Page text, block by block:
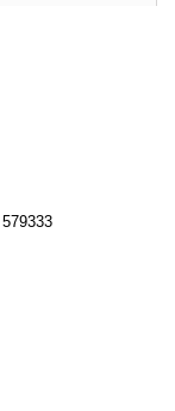
579333